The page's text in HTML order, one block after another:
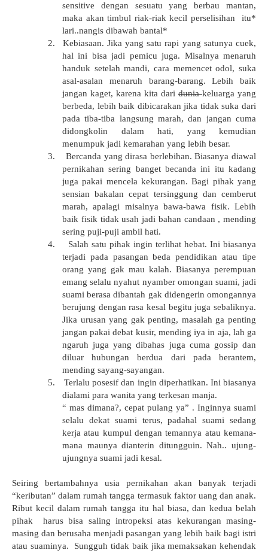
sensitive dengan sesuatu yang berbau mantan,
maka akan timbul riak-riak kecil perselisihan
itu*
lari..nangis dibawah bantal*
2.
Kebiasaan. Jika yang satu rapi yang satunya cuek,
hal ini bisa jadi pemicu juga. Misalnya menaruh
handuk setelah mandi, cara memencet odol, suka
asal-asalan menaruh barang-barang. Lebih baik
jangan kaget, karena kita dari duniakeluarga yang
berbeda, lebih baik dibicarakan jika tidak suka dari
pada tiba-tiba langsung marah, dan jangan cuma
didongkolin dalam hati, yang kemudian
menumpuk jadi kemarahan yang lebih besar.
3.
Bercanda yang dirasa berlebihan. Biasanya diawal
pernikahan sering banget becanda ini itu kadang
juga pakai mencela kekurangan. Bagi pihak yang
sensian bakalan cepat tersinggung dan cemberut
marah, apalagi misalnya bawa-bawa fisik. Lebih
baik fisik tidak usah jadi bahan candaan , mending
sering puji-puji ambil hati.
4.
Salah satu pihak ingin terlihat hebat. Ini biasanya
terjadi pada pasangan beda pendidikan atau tipe
orang yang gak mau kalah. Biasanya perempuan
emang selalu nyahut nyamber omongan suami, jadi
suami berasa dibantah gak didengerin omongannya
berujung dengan rasa kesal begitu juga sebaliknya.
Jika urusan yang gak penting, masalah ga penting
jangan pakai debat kusir, mending iya in aja, lah ga
ngaruh juga yang dibahas juga cuma gossip dan
diluar hubungan berdua dari pada berantem,
mending sayang-sayangan.
5.
Terlalu posesif dan ingin diperhatikan. Ini biasanya
dialami para wanita yang terkesan manja.
“ mas dimana?, cepat pulang ya” . Inginnya suami
selalu dekat suami terus, padahal suami sedang
kerja atau kumpul dengan temannya atau kemana-
mana maunya dianterin ditungguin. Nah.. ujung-
ujungnya suami jadi kesal.
Seiring bertambahnya usia pernikahan akan banyak terjadi
“keributan” dalam rumah tangga termasuk faktor uang dan anak.
Ribut kecil dalam rumah tangga itu hal biasa, dan kedua belah
pihak
harus bisa saling intropeksi atas kekurangan masing-
masing dan berusaha menjadi pasangan yang lebih baik bagi istri
atau suaminya.
Sungguh tidak baik jika memaksakan kehendak